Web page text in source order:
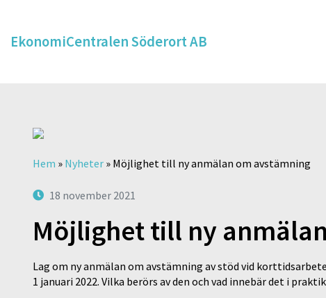
EkonomiCentralen Söderort AB
Hem » Nyheter » Möjlighet till ny anmälan om avstämning
18 november 2021
Möjlighet till ny
Lag om ny anmälan om avstämning av stöd vid
1 januari 2022. Vilka berörs av den och vad innebär det i